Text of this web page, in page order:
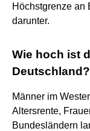
Höchstgrenze an
darunter.
Wie hoch ist
Deutschland?
Männer im
Altersrente,
Bundesländern